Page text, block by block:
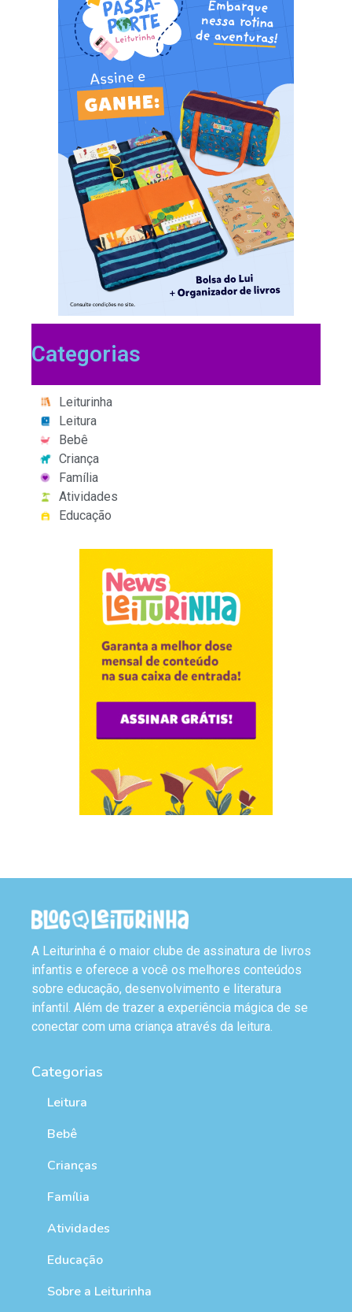
Categorias
Leiturinha
Leitura
Bebê
Criança
Família
Atividades
Educação
A Leiturinha é o maior clube de assinatura de livros
infantis e oferece a você os melhores conteúdos
sobre educação, desenvolvimento e literatura
infantil. Além de trazer a experiência mágica de se
conectar com uma criança através da leitura.
Categorias
Leitura
Bebê
Crianças
Família
Atividades
Educação
Sobre a Leiturinha